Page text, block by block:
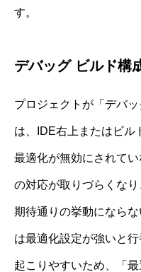
す。
デバッグ ビルド構
プロジェクトが「デバ
は、IDE右上またはビル
最適化が無効にされて
の対応が取りづらくな
期待通りの挙動になら
は最適化設定が強いと
起こりやすいため、「